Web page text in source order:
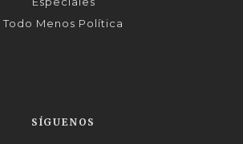
Todo Menos Política
SÍGUENOS